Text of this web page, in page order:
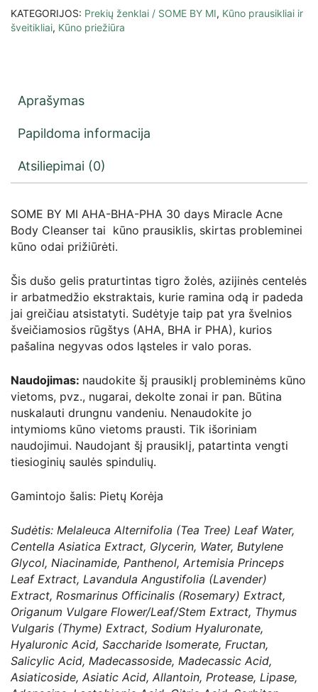
KATEGORIJOS: Prekių ženklai / SOME BY MI, Kūno prausikliai ir
šveitikliai, Kūno priežiūra
Aprašymas
Papildoma informacija
Atsiliepimai (0)
SOME BY MI AHA-BHA-PHA 30 days Miracle Acne
Body Cleanser tai kūno prausiklis, skirtas probleminei
kūno odai prižiūrėti.
Šis dušo gelis praturtintas tigro žolės, azijinės centelės
ir arbatmedžio ekstraktais, kurie ramina odą ir padeda
jai greičiau atsistatyti. Sudėtyje taip pat yra švelnios
šveičiamosios rūgštys (AHA, BHA ir PHA), kurios
pašalina negyvas odos ląsteles ir valo poras.
Naudojimas: naudokite šį prausiklį probleminėms kūno
vietoms, pvz., nugarai, dekolte zonai ir pan. Būtina
nuskalauti drungnu vandeniu. Nenaudokite jo
intymioms kūno vietoms prausti. Tik išoriniam
naudojimui. Naudojant šį prausiklį, patartinta vengti
tiesioginių saulės spindulių.
Gamintojo šalis: Pietų Korėja
Sudėtis: Melaleuca Alternifolia (Tea Tree) Leaf Water,
Centella Asiatica Extract, Glycerin, Water, Butylene
Glycol, Niacinamide, Panthenol, Artemisia Princeps
Leaf Extract, Lavandula Angustifolia (Lavender)
Extract, Rosmarinus Officinalis (Rosemary) Extract,
Origanum Vulgare Flower/Leaf/Stem Extract, Thymus
Vulgaris (Thyme) Extract, Sodium Hyaluronate,
Hyaluronic Acid, Saccharide Isomerate, Fructan,
Salicylic Acid, Madecassoside, Madecassic Acid,
Asiaticoside, Asiatic Acid, Allantoin, Protease, Lipase,